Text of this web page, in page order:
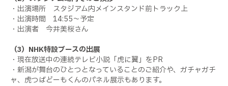
・出演場所 スタジアム内メインスタンド前トラック上
・出演時間 14:55～予定
・出演者 今井美桜さん
（3）NHK特設ブースの出展
・現在放送中の連続テレビ小説「虎に翼」をPR
・新潟が舞台のひとつとなっていることのご紹介や、ガチャガチ
ャ、虎つばどーもくんのパネル展示もあります。